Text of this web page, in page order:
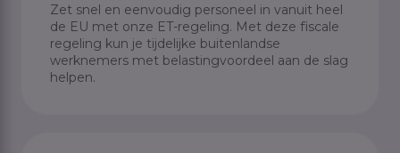
Zet snel en eenvoudig personeel in vanuit heel
de EU met onze ET-regeling. Met deze fiscale
regeling kun je tijdelijke buitenlandse
werknemers met belastingvoordeel aan de slag
helpen.